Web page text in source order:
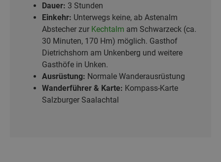
Dauer: 3 Stunden
Einkehr: Unterwegs keine, ab Astenalm
Abstecher zur Kechtalm am Schwarzeck (ca.
30 Minuten, 170 Hm) möglich. Gasthof
Dietrichshorn am Unkenberg und weitere
Gasthöfe in Unken.
Ausrüstung: Normale Wanderausrüstung
Wanderführer & Karte: Kompass-Karte
Salzburger Saalachtal